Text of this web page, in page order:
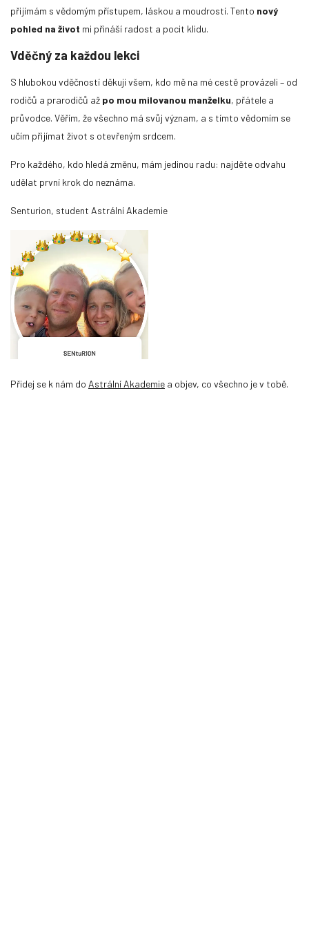
přijímám s vědomým přístupem, láskou a moudrostí. Tento nový
pohled na život mi přináší radost a pocit klidu.
Vděčný za každou lekci
S hlubokou vděčností děkuji všem, kdo mě na mé cestě provázeli – od
rodičů a prarodičů až po mou milovanou manželku, přátele a
průvodce. Věřím, že všechno má svůj význam, a s tímto vědomím se
učím přijímat život s otevřeným srdcem.
Pro každého, kdo hledá změnu, mám jedinou radu: najděte odvahu
udělat první krok do neznáma.
Senturion, student Astrální Akademie
Přidej se k nám do Astrální Akademie a objev, co všechno je v tobě.